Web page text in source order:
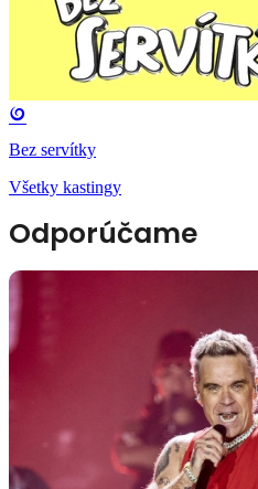
Bez servítky
Všetky kastingy
Odporúčame